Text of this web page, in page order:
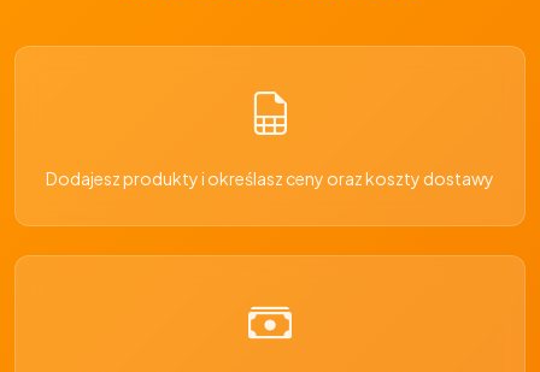
Dodajesz produkty i określasz ceny oraz koszty dostawy